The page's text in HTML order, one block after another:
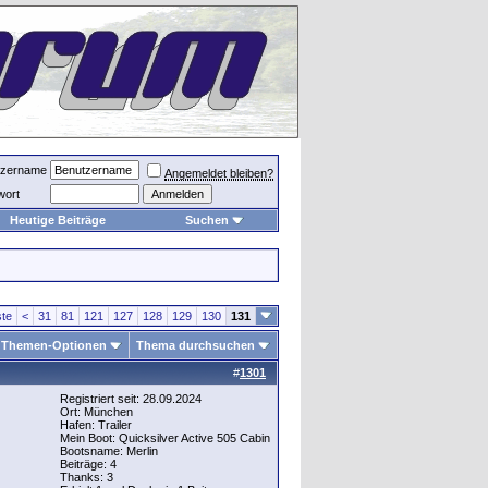
Angemeldet bleiben?
Heutige Beiträge
Suchen
< 31 81 121 127 128 129 130 131
Themen-Optionen Thema durchsuchen
#1301
Registriert seit: 28.09.2024
Ort: München
Hafen: Trailer
Mein Boot: Quicksilver Active 505 Cabin
Bootsname: Merlin
Beiträge: 4
Thanks: 3